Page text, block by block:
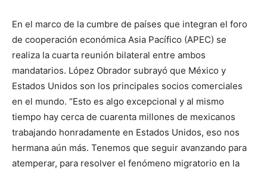
En el marco de la cumbre de países que integran el foro
de cooperación económica Asia Pacífico (APEC) se
realiza la cuarta reunión bilateral entre ambos
mandatarios. López Obrador subrayó que México y
Estados Unidos son los principales socios comerciales
en el mundo. “Esto es algo excepcional y al mismo
tiempo hay cerca de cuarenta millones de mexicanos
trabajando honradamente en Estados Unidos, eso nos
hermana aún más. Tenemos que seguir avanzando para
atemperar, para resolver el fenómeno migratorio en la